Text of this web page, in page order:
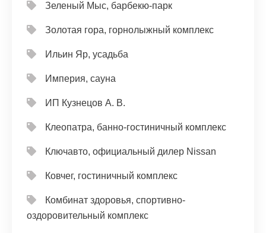
Зеленый Мыс, барбекю-парк
Золотая гора, горнолыжный комплекс
Ильин Яр, усадьба
Империя, сауна
ИП Кузнецов А. В.
Клеопатра, банно-гостиничный комплекс
Ключавто, официальный дилер Nissan
Ковчег, гостиничный комплекс
Комбинат здоровья, спортивно-
оздоровительный комплекс